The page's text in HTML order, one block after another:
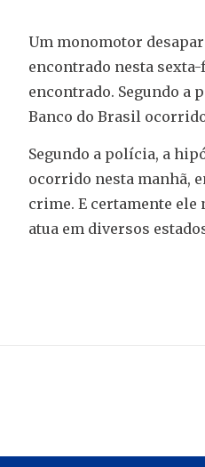
Um monomotor
encontrado nesta
encontrado. Segundo a
Banco do Brasil
Segundo a polícia, a
ocorrido nesta manhã,
crime. E certamente ele
atua em diversos